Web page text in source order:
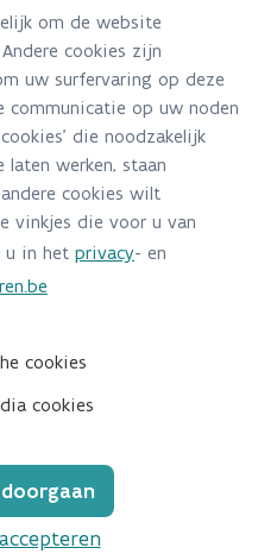
om de website
cookies zijn
uw surfervaring op deze
communicatie op uw noden
die noodzakelijk
werken, staan
cookies wilt
vinkjes die voor u van
u in het privacy- en
cookies
cookies